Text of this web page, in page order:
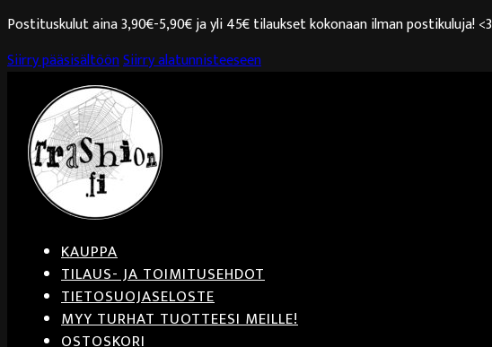
Postituskulut aina 3,90€-5,90€ ja yli 45€ tilaukset kokonaan ilman postikuluja! <3
Siirry pääsisältöönSiirry alatunnisteeseen
KAUPPA
TILAUS- JA TOIMITUSEHDOT
TIETOSUOJASELOSTE
MYY TURHAT TUOTTEESI MEILLE!
OSTOSKORI